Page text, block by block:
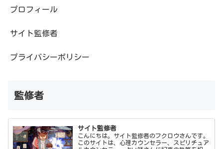
プロフィール
サイト監修者
プライバシーポリシー
監修者
サイト監修者
こんにちは。サイト監修者のフクロウさんです。
このサイトは、心理カウンセラー、スピリチュア